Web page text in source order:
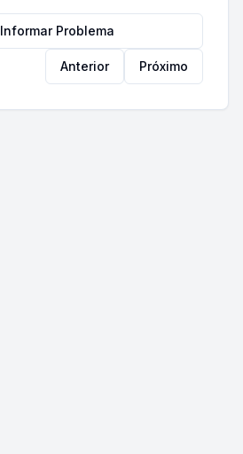
Informar Problema
Anterior Próximo